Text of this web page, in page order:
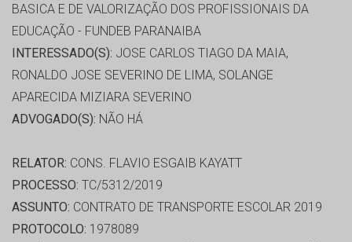
BASICA E DE VALORIZAÇÃO DOS PROFISSIONAIS DA
EDUCAÇÃO - FUNDEB PARANAIBA
INTERESSADO(S): JOSE CARLOS TIAGO DA MAIA,
RONALDO JOSE SEVERINO DE LIMA, SOLANGE
APARECIDA MIZIARA SEVERINO
ADVOGADO(S): NÃO HÁ
RELATOR: CONS. FLAVIO ESGAIB KAYATT
PROCESSO: TC/5312/2019
ASSUNTO: CONTRATO DE TRANSPORTE ESCOLAR 2019
PROTOCOLO: 1978089